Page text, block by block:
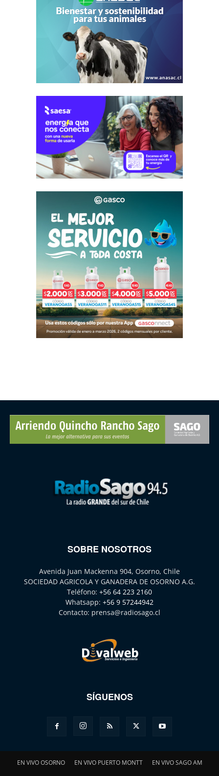
SOBRE NOSOTROS
Avenida Juan Mackenna 904, Osorno, Chile
SOCIEDAD AGRICOLA Y GANADERA DE OSORNO A.G.
Teléfono: +56 64 223 2160
Whatsapp: +56 9 57244942
Contacto: prensa@radiosago.cl
SÍGUENOS
EN VIVO OSORNO EN VIVO PUERTO MONTT EN VIVO SAGO AM